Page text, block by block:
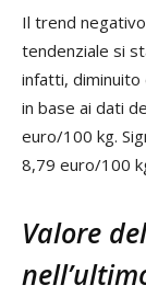
Il trend
tendenziale si
infatti,
in base ai dati
euro/100 kg.
8,79 euro/100
Valore